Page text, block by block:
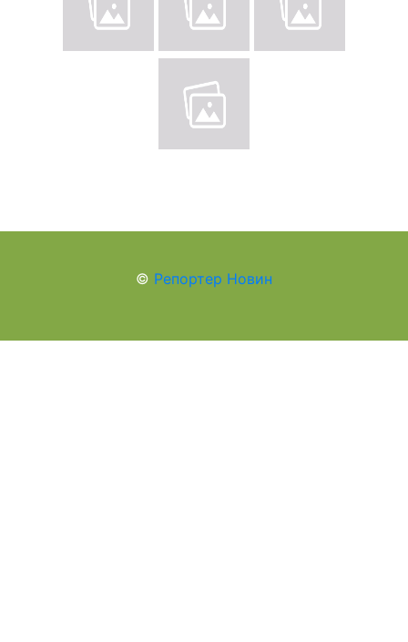
© Репортер Новин